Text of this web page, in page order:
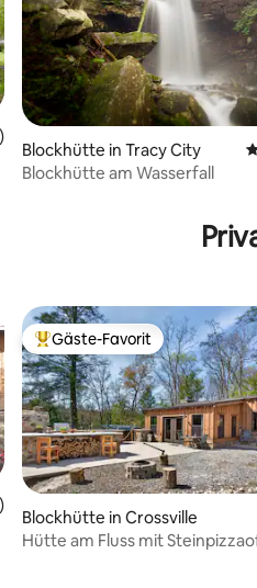
Bewertung: 4,85 von 5,
Blockhütte in Tracy City
Blockhütte am Wasserfall
Bewertung: 4,97 von 5,
Beliebter Gäste-Favorit.
Gäste-Favorit
Blockhütte in Crossville
Hütte am Fluss mit